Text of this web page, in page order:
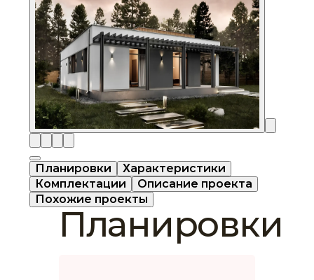
Планировки
Характеристики
Комплектации
Описание проекта
Похожие проекты
Планировки